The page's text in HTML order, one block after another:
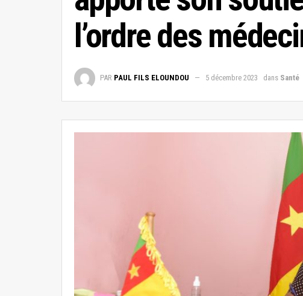
l’ordre des
PAR PAUL FILS ELOUNDOU 5 décembre 2023 dans Santé